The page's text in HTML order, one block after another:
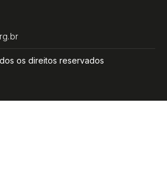
os direitos reservados